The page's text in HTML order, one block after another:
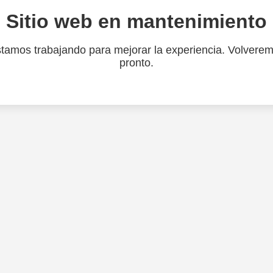
Sitio web en mantenimiento
trabajando para mejorar la experiencia.
pronto.